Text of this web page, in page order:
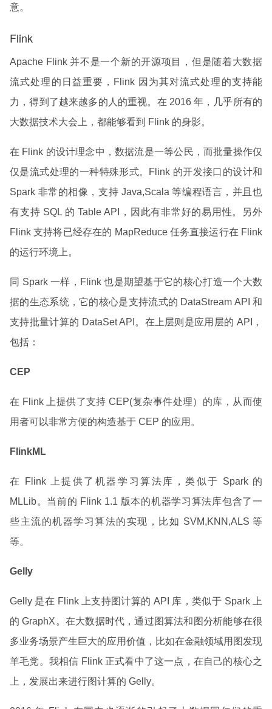
意。
Flink
Apache Flink 并不是一个新的开源项目，但是随着大数据
流式处理的日益重要，Flink 因为其对流式处理的支持能
力，得到了越来越多的人的重视。在 2016 年，几乎所有的
大数据技术大会上，都能够看到 Flink 的身影。
在 Flink 的设计理念中，数据流是一等公民，而批量操作仅
仅是流式处理的一种特殊形式。Flink 的开发接口的设计和
Spark 非常的相像，支持 Java,Scala 等编程语言，并且也
有支持 SQL 的 Table API，因此有非常好的易用性。另外
Flink 支持将已经存在的 MapReduce 任务直接运行在 Flink
的运行环境上。
同 Spark 一样，Flink 也是期望基于它的核心打造一个大数
据的生态系统，它的核心是支持流式的 DataStream API 和
支持批量计算的 DataSet API。在上层则是应用层的 API，
包括：
CEP
在 Flink 上提供了支持 CEP(复杂事件处理）的库，从而使
用者可以非常方便的构造基于 CEP 的应用。
FlinkML
在 Flink 上提供了机器学习算法库，类似于 Spark 的
MLLib。当前的 Flink 1.1 版本的机器学习算法库包含了一
些主流的机器学习算法的实现，比如 SVM,KNN,ALS 等
等。
Gelly
Gelly 是在 Flink 上支持图计算的 API 库，类似于 Spark 上
的 GraphX。在大数据时代，通过图算法和图分析能够在很
多业务场景产生巨大的应用价值，比如在金融领域用图发现
羊毛党。我相信 Flink 正式看中了这一点，在自己的核心之
上，发展出来进行图计算的 Gelly。